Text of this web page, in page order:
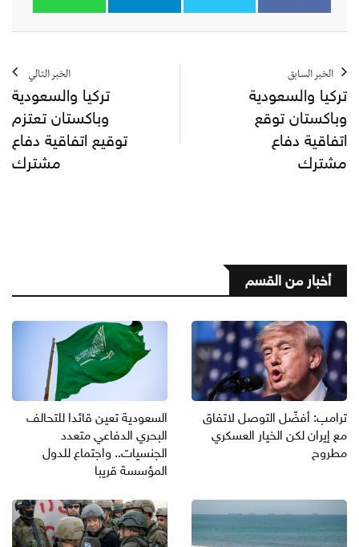
الخبر السابق
تركيا والسعودية
وباكستان توقع
اتفاقية دفاع
مشترك
الخبر التالي
تركيا والسعودية
وباكستان تعتزم
توقيع اتفاقية دفاع
مشترك
أخبار من القسم
ترامب: أفضّل التوصل لاتفاق
مع إيران لكن الخيار العسكري
مطروح
السعودية تعين قائدا للتحالف
البحري الدفاعي متعدد
الجنسيات.. واجتماع للدول
المؤسسة قريبا